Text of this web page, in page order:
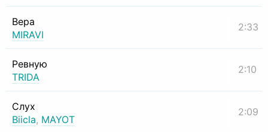
Вера
MIRAVI
2:33
Ревную
TRIDA
2:10
Слух
Biicla, MAYOT
2:09